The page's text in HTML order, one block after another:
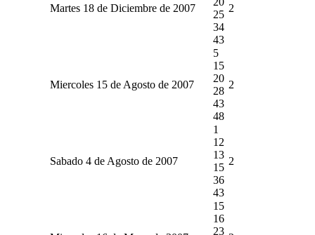
Martes 18 de Diciembre de 2007
25
34
43
2
Miercoles 15 de Agosto de 2007
5
15
20
28
43
48
2
Sabado 4 de Agosto de 2007
1
12
13
15
36
43
2
15
16
23